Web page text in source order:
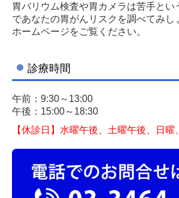
胃バリウム検査や胃カメラは苦手とい
であなたの胃がんリスクを調べてみし
ホームページをご覧ください。
■2026/01/05- 鼻から入れる、苦痛の少
消化管内視鏡検査（胃カメラ）可能で
詳しくは
■
1）一般名処方について
当院で発行する処方せんには、一般名
診療時間
午前：9:30～13:00
午後：15:00～18:30
【休診日】水曜午後、土曜午後、日曜